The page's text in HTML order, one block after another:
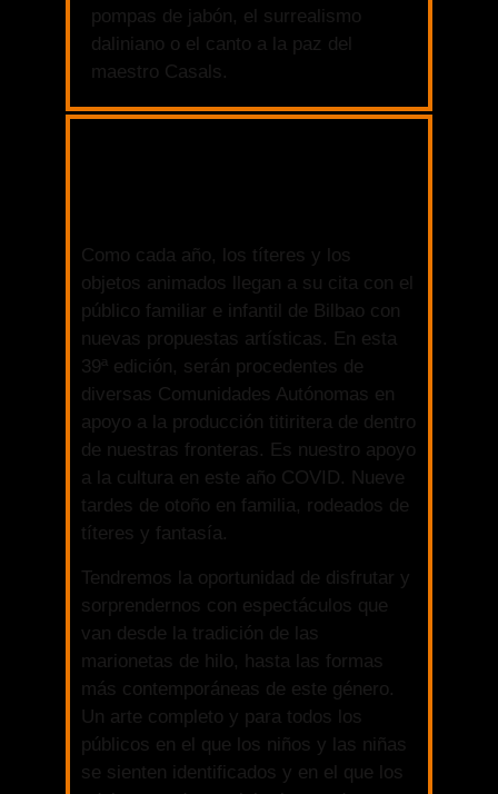
pompas de jabón, el surrealismo
daliniano o el canto a la paz del
maestro Casals.
Como cada año, los títeres y los
objetos animados llegan a su cita con el
público familiar e infantil de Bilbao con
nuevas propuestas artísticas. En esta
39ª edición, serán procedentes de
diversas Comunidades Autónomas en
apoyo a la producción titiritera de dentro
de nuestras fronteras. Es nuestro apoyo
a la cultura en este año COVID. Nueve
tardes de otoño en familia, rodeados de
títeres y fantasía.
Tendremos la oportunidad de disfrutar y
sorprendernos con espectáculos que
van desde la tradición de las
marionetas de hilo, hasta las formas
más contemporáneas de este género.
Un arte completo y para todos los
públicos en el que los niños y las niñas
se sienten identificados y en el que los